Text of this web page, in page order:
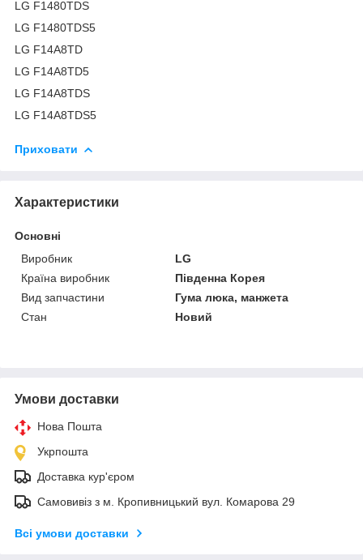
LG F1480TDS
LG F1480TDS5
LG F14A8TD
LG F14A8TD5
LG F14A8TDS
LG F14A8TDS5
Приховати
Характеристики
Основні
Виробник
LG
Країна виробник
Південна Корея
Вид запчастини
Гума люка, манжета
Стан
Новий
Умови доставки
Нова Пошта
Укрпошта
Доставка кур'єром
Самовивіз з м. Кропивницький вул. Комарова 29
Всі умови доставки